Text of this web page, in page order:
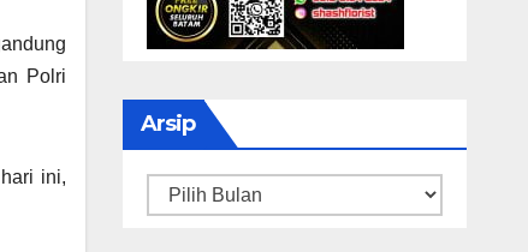
Polri
ini,
Arsip
Arsip